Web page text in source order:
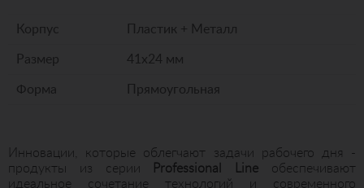
Корпус Пластик + Металл
Размер 41x24 мм
Форма Прямоугольная
Инновации, которые облегчают задачи рабочего дня -
продукты из серии
Professional Line обеспечивают
идеальное сочетание технологий и современного